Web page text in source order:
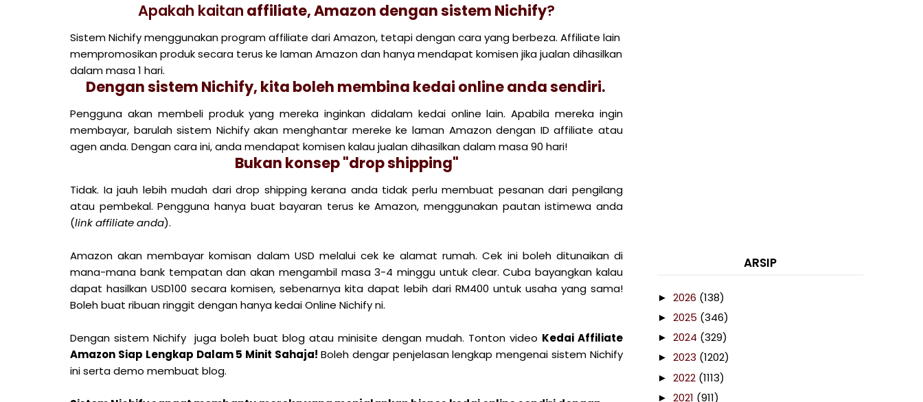
Apakah kaitan affiliate, Amazon dengan sistem Nichify?
Sistem Nichify menggunakan program affiliate dari Amazon, tetapi dengan cara yang berbeza. Affiliate lain
mempromosikan produk secara terus ke laman Amazon dan hanya mendapat komisen jika jualan dihasilkan
dalam masa 1 hari.
Dengan sistem Nichify, kita boleh membina kedai online anda sendiri.
Pengguna akan membeli produk yang mereka inginkan didalam kedai online lain. Apabila mereka ingin
membayar, barulah sistem Nichify akan menghantar mereke ke laman Amazon dengan ID affiliate atau
agen anda. Dengan cara ini, anda mendapat komisen kalau jualan dihasilkan dalam masa 90 hari!
Bukan konsep "drop shipping"
Tidak. Ia jauh lebih mudah dari drop shipping kerana anda tidak perlu membuat pesanan dari pengilang
atau pembekal. Pengguna hanya buat bayaran terus ke Amazon, menggunakan pautan istimewa anda
(link affiliate anda).
Amazon akan membayar komisan dalam USD melalui cek ke alamat rumah. Cek ini boleh ditunaikan di
mana-mana bank tempatan dan akan mengambil masa 3-4 minggu untuk clear. Cuba bayangkan kalau
dapat hasilkan USD100 secara komisen, sebenarnya kita dapat lebih dari RM400 untuk usaha yang sama!
Boleh buat ribuan ringgit dengan hanya kedai Online Nichify ni.
Dengan sistem Nichify juga boleh buat blog atau minisite dengan mudah. Tonton video Kedai Affiliate
Amazon Siap Lengkap Dalam 5 Minit Sahaja! Boleh dengar penjelasan lengkap mengenai sistem Nichify
ini serta demo membuat blog.
ARSIP
► 2026 (138)
► 2025 (346)
► 2024 (329)
► 2023 (1202)
► 2022 (1113)
► 2021 (911)